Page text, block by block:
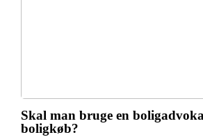
Skal man bruge en
boligkøb?